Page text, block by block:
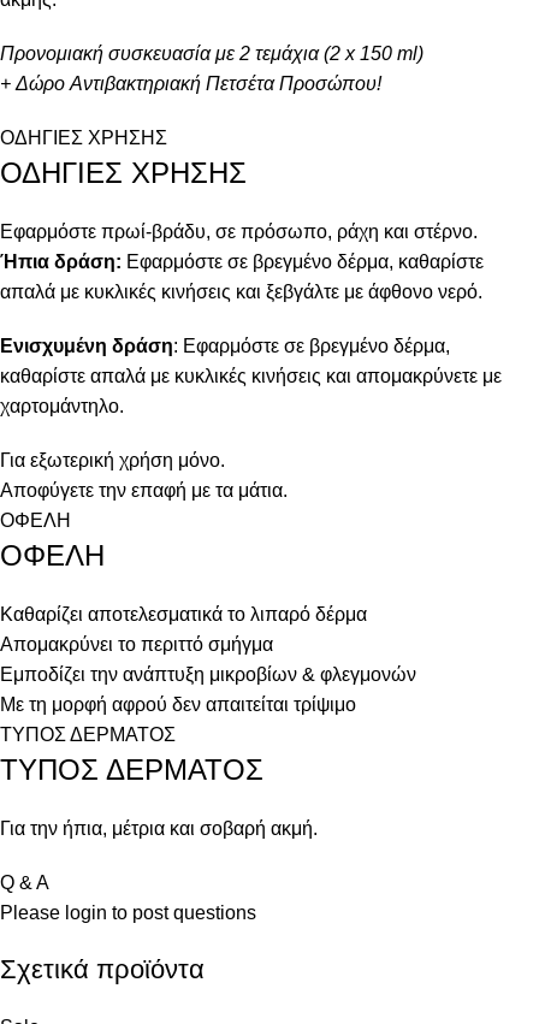
Προνομιακή συσκευασία με 2 τεμάχια (2 x 150 ml)
+ Δώρο Αντιβακτηριακή Πετσέτα Προσώπου!
ΟΔΗΓΙΕΣ ΧΡΗΣΗΣ
ΟΔΗΓΙΕΣ ΧΡΗΣΗΣ
Εφαρμόστε πρωί-βράδυ, σε πρόσωπο, ράχη και στέρνο.
Ήπια δράση: Εφαρμόστε σε βρεγμένο δέρμα, καθαρίστε
απαλά με κυκλικές κινήσεις και ξεβγάλτε με άφθονο νερό.
Ενισχυμένη δράση: Εφαρμόστε σε βρεγμένο δέρμα,
καθαρίστε απαλά με κυκλικές κινήσεις και απομακρύνετε με
χαρτομάντηλο.
Για εξωτερική χρήση μόνο.
Αποφύγετε την επαφή με τα μάτια.
ΟΦΕΛΗ
ΟΦΕΛΗ
Καθαρίζει αποτελεσματικά το λιπαρό δέρμα
Απομακρύνει το περιττό σμήγμα
Εμποδίζει την ανάπτυξη μικροβίων & φλεγμονών
Με τη μορφή αφρού δεν απαιτείται τρίψιμο
ΤΥΠΟΣ ΔΕΡΜΑΤΟΣ
ΤΥΠΟΣ ΔΕΡΜΑΤΟΣ
Για την ήπια, μέτρια και σοβαρή ακμή.
Q & A
Please login to post questions
Σχετικά προϊόντα